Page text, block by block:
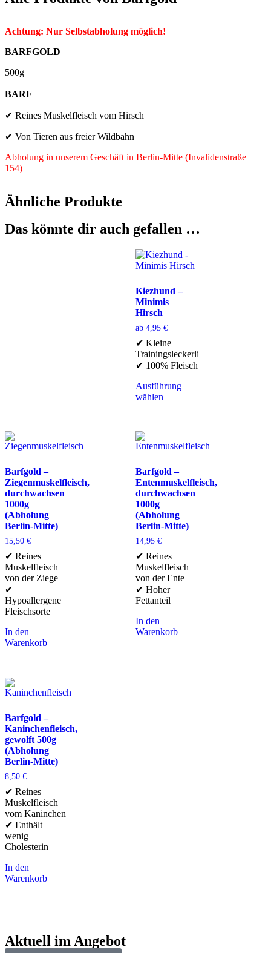
Achtung: Nur Selbstabholung möglich!
BARFGOLD
500g
BARF
✔ Reines Muskelfleisch vom Hirsch
✔ Von Tieren aus freier Wildbahn
Abholung in unserem Geschäft in Berlin-Mitte (Invalidenstraße
154)
Ähnliche Produkte
Das könnte dir auch gefallen …
Kiezhund –
Minimis
Hirsch
ab 4,95 €
✔ Kleine
Trainingsleckerli
✔ 100% Fleisch
Ausführung
wählen
Barfgold –
Ziegenmuskelfleisch,
durchwachsen
1000g
(Abholung
Berlin-Mitte)
15,50 €
✔ Reines
Muskelfleisch
von der Ziege
✔
Hypoallergene
Fleischsorte
In den
Warenkorb
Barfgold –
Entenmuskelfleisch,
durchwachsen
1000g
(Abholung
Berlin-Mitte)
14,95 €
✔ Reines
Muskelfleisch
von der Ente
✔ Hoher
Fettanteil
In den
Warenkorb
Barfgold –
Kaninchenfleisch,
gewolft 500g
(Abholung
Berlin-Mitte)
8,50 €
✔ Reines
Muskelfleisch
vom Kaninchen
✔ Enthält
wenig
Cholesterin
In den
Warenkorb
Aktuell im Angebot